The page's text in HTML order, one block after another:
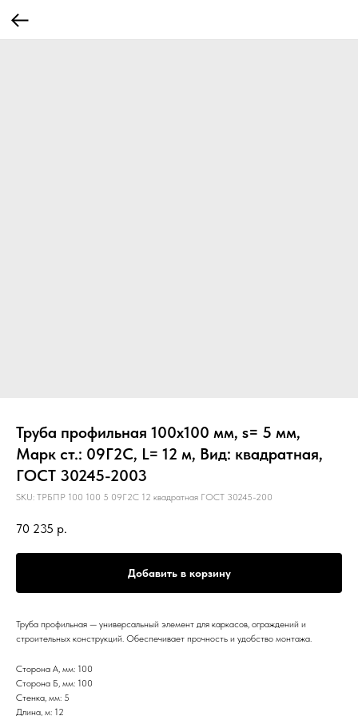
Труба профильная 100х100 мм, s= 5 мм,
Марк ст.: 09Г2С, L= 12 м, Вид: квадратная,
ГОСТ 30245-2003
SKU: ТРБПР 100 100 5 09Г2С 12 квадратная ГОСТ 30245-200
70 235 р.
Добавить в корзину
Труба профильная — универсальный элемент для каркасов, ограждений и
строительных конструкций. Обеспечивает прочность и удобство монтажа.
Сторона А, мм: 100
Сторона Б, мм: 100
Стенка, мм: 5
Длина, м: 12